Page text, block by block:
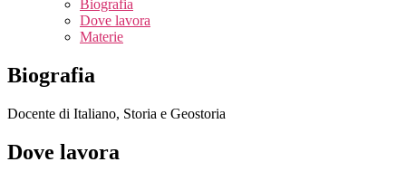
Biografia
Dove lavora
Materie
Biografia
Docente di Italiano, Storia e Geostoria
Dove lavora